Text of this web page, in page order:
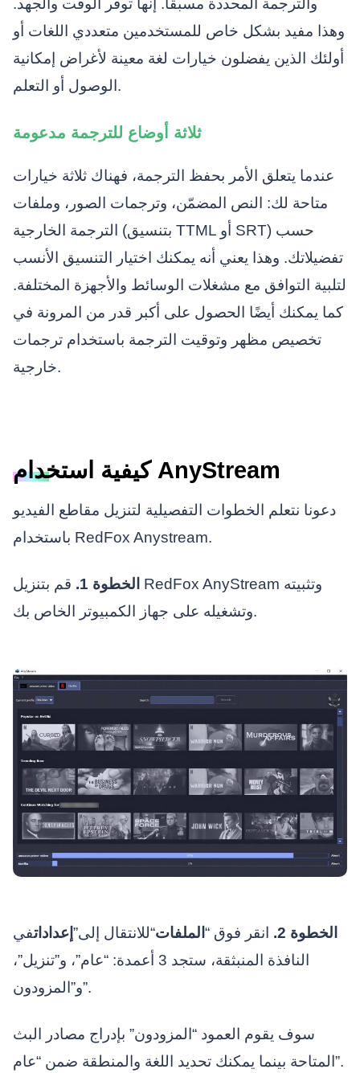
والترجمة المحددة مسبقًا. إنها توفر الوقت والجهد.
وهذا مفيد بشكل خاص للمستخدمين متعددي اللغات أو
أولئك الذين يفضلون خيارات لغة معينة لأغراض إمكانية
الوصول أو التعلم.
ثلاثة أوضاع للترجمة مدعومة
عندما يتعلق الأمر بحفظ الترجمة، فهناك ثلاثة خيارات
متاحة لك: النص المضمّن، وترجمات الصور، وملفات
الترجمة الخارجية (بتنسيق TTML أو SRT) حسب
تفضيلاتك. وهذا يعني أنه يمكنك اختيار التنسيق الأنسب
لتلبية التوافق مع مشغلات الوسائط والأجهزة المختلفة.
كما يمكنك أيضًا الحصول على أكبر قدر من المرونة في
تخصيص مظهر وتوقيت الترجمة باستخدام ترجمات
خارجية.
كيفية استخدام AnyStream
دعونا نتعلم الخطوات التفصيلية لتنزيل مقاطع الفيديو
باستخدام RedFox Anystream.
الخطوة 1.
قم بتنزيل RedFox AnyStream وتثبيته
وتشغيله على جهاز الكمبيوتر الخاص بك.
الخطوة 2. انقر فوق “ الملفات“للانتقال إلى” إعداداتفي
النافذة المنبثقة، ستجد 3 أعمدة: “عام”، و”تنزيل”،
و”المزودون”.
سوف يقوم العمود “المزودون” بإدراج مصادر البث
المتاحة بينما يمكنك تحديد اللغة والمنطقة ضمن “عام”.